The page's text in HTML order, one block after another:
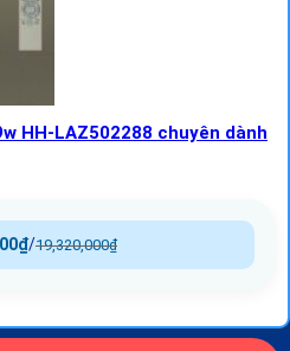
HH-LAZ502288 chuyên dành
19,320,000₫
/
₫